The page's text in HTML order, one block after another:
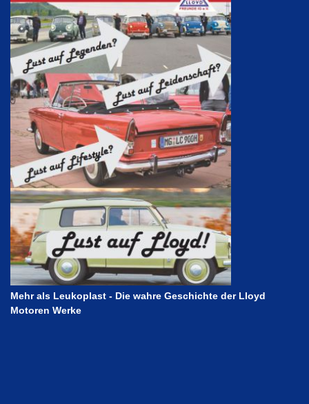
Mehr als Leukoplast - Die wahre Geschichte der Lloyd
Motoren Werke